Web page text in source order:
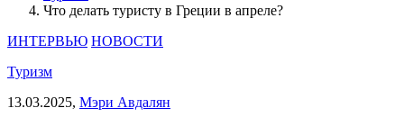
Что делать туристу в Греции в апреле?
ИНТЕРВЬЮ НОВОСТИ
Туризм
13.03.2025, Мэри Авдалян